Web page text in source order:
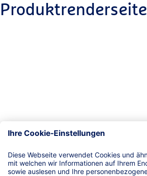
Produktrenderseite